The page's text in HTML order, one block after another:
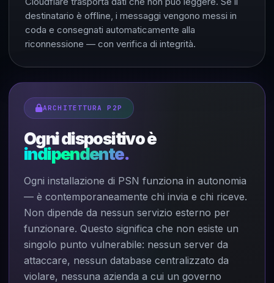
destinatario è offline, i messaggi vengono messi in
coda e consegnati automaticamente alla
riconnessione — con verifica di integrità.
ARCHITETTURA P2P
Ogni dispositivo è
indipendente.
Ogni installazione di PSN funziona in autonomia
— è contemporaneamente chi invia e chi riceve.
Non dipende da nessun servizio esterno per
funzionare. Questo significa che non esiste un
singolo punto vulnerabile: nessun server da
attaccare, nessun database centralizzato da
violare, nessuna azienda a cui un governo